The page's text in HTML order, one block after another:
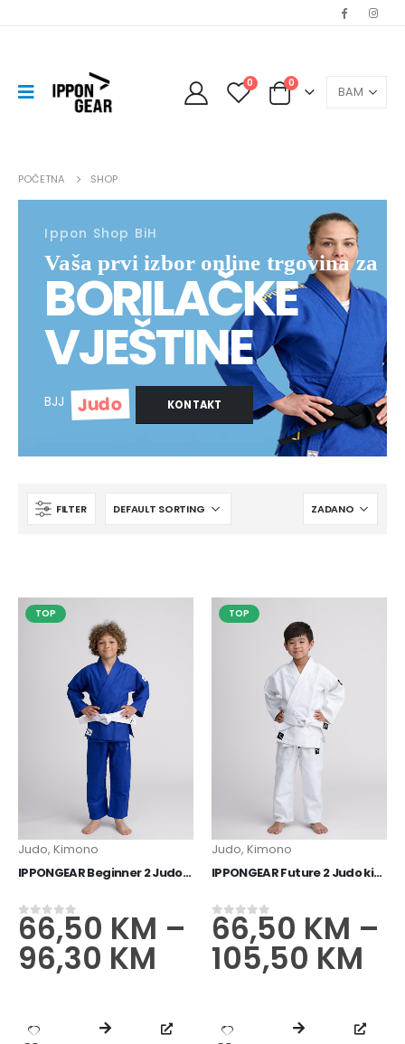
0 0
POČETNA SHOP
Ippon Shop BiH
Vaša prvi izbor online trgovina za
BORILAČKE
VJEŠTINE
BJJ Judo KONTAKT
FILTER
TOP
Judo, Kimono
IPPONGEAR Beginner 2 Judo kimono plavi
0od 5
66,50 KM –
96,30 KM
TOP
Judo, Kimono
IPPONGEAR Future 2 Judo kimono bijeli
0od 5
66,50 KM –
105,50 KM
0od 5
13,60KM
15,90 KM